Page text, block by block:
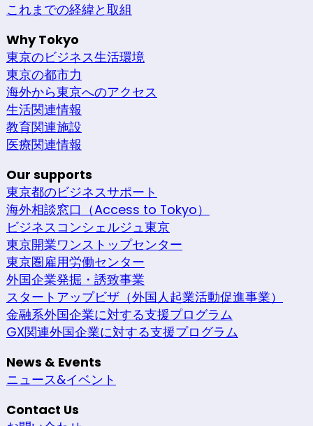
これまでの経緯と取組
Why Tokyo
東京のビジネス生活環境
東京の都市力
海外から東京へのアクセス
生活関連情報
教育関連施設
医療関連情報
Our supports
東京都のビジネスサポート
海外相談窓口（Access to Tokyo）
ビジネスコンシェルジュ東京
東京開業ワンストップセンター
東京圏雇用労働センター
外国企業発掘・誘致事業
スタートアップビザ（外国人起業活動促進事業）
金融系外国企業に対する支援プログラム
GX関連外国企業に対する支援プログラム
News & Events
ニュース&イベント
Contact Us